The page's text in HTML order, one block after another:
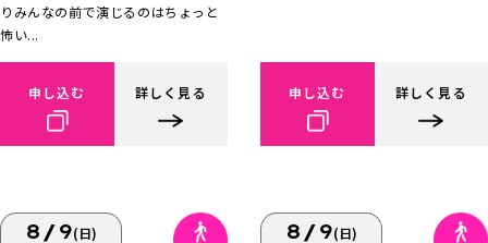
りみんなの前で演じるのはちょっと
怖い...
申し込む 詳しく見る 申し込む 詳しく見る
8/9(日) 8/9(日)